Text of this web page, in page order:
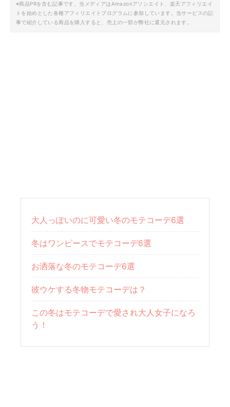
※商品PRを含む記事です。当メディアはAmazonアソシエイト、楽天アフィリエイ
トを始めとした各種アフィリエイトプログラムに参加しています。当サービスの記
事で紹介している商品を購入すると、売上の一部が弊社に還元されます。
大人っぽいのに可愛い冬のモテコーデ6選
冬はワンピースでモテコーデ6選
お洒落な冬のモテコーデ6選
彼ウケする冬物モテコーデは？
この冬はモテコーデで愛され大人女子になろ
う！